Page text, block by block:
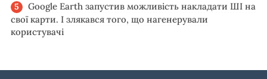
Google Earth запустив можливість накладати ШІ на
свої карти. І злякався того, що нагенерували
користувачі